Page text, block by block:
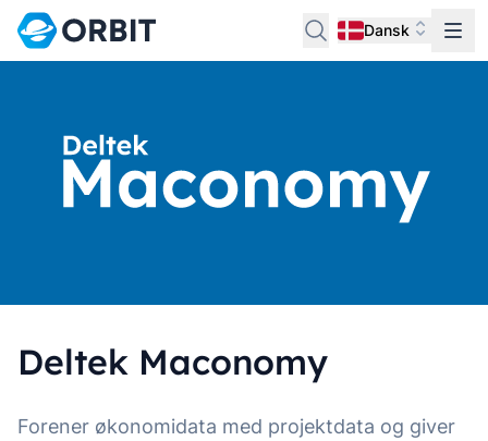
Dansk
Deltek Maconomy
Forener økonomidata med projektdata og giver